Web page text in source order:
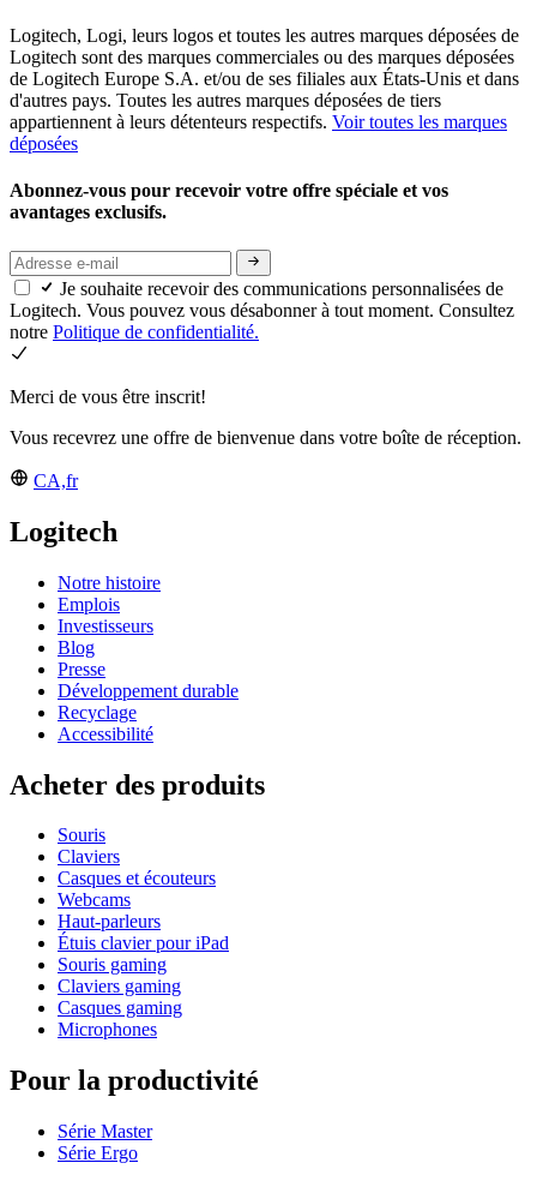
Logitech, Logi, leurs logos et toutes les autres marques déposées de
Logitech sont des marques commerciales ou des marques déposées
de Logitech Europe S.A. et/ou de ses filiales aux États-Unis et dans
d'autres pays. Toutes les autres marques déposées de tiers
appartiennent à leurs détenteurs respectifs. Voir toutes les marques
déposées
Abonnez-vous pour recevoir votre offre spéciale et vos
avantages exclusifs.
Je souhaite recevoir des communications personnalisées de
Logitech. Vous pouvez vous désabonner à tout moment. Consultez
notre Politique de confidentialité.
Merci de vous être inscrit!
Vous recevrez une offre de bienvenue dans votre boîte de réception.
CA,fr
Logitech
Notre histoire
Emplois
Investisseurs
Blog
Presse
Développement durable
Recyclage
Accessibilité
Acheter des produits
Souris
Claviers
Casques et écouteurs
Webcams
Haut-parleurs
Étuis clavier pour iPad
Souris gaming
Claviers gaming
Casques gaming
Microphones
Pour la productivité
Série Master
Série Ergo